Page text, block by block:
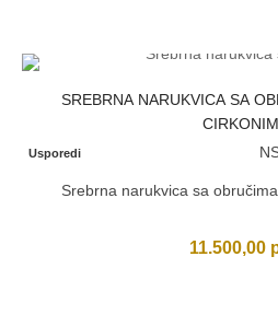
SREBRNA NARUKVICA SA
Usporedi
Srebrna narukvica sa
11.500,00